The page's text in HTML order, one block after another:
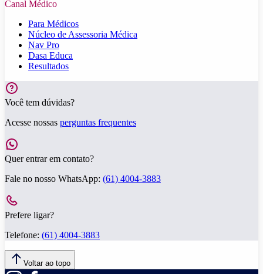
Canal Médico
Para Médicos
Núcleo de Assessoria Médica
Nav Pro
Dasa Educa
Resultados
Você tem dúvidas?
Acesse nossas perguntas frequentes
Quer entrar em contato?
Fale no nosso WhatsApp: (61) 4004-3883
Prefere ligar?
Telefone: (61) 4004-3883
Voltar ao topo